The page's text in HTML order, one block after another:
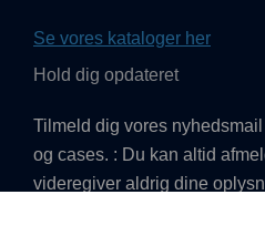
Se vores kataloger her
Hold dig opdateret
Tilmeld dig vores
og cases. : Du kan altid
videregiver aldrig dine